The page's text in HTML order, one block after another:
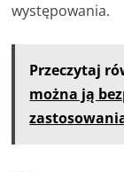
występowania.
Przeczytaj
można ją